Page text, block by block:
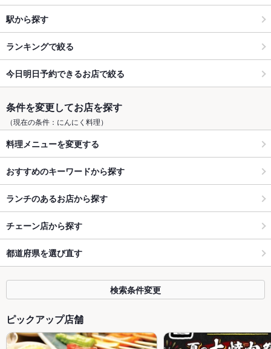
駅から探す
ランキングで絞る
今日明日予約できるお店で絞る
条件を変更してお店を探す
（現在の条件：にんにく料理）
料理メニューを変更する
おすすめのキーワードから探す
ランチのあるお店から探す
チェーン店から探す
都道府県を選び直す
検索条件変更
ピックアップ店舗